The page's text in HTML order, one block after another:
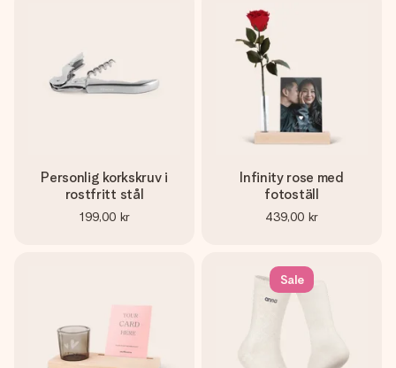
Personlig korkskruv i
rostfritt stål
199,00 kr
Infinity rose med
fotoställ
439,00 kr
Sale